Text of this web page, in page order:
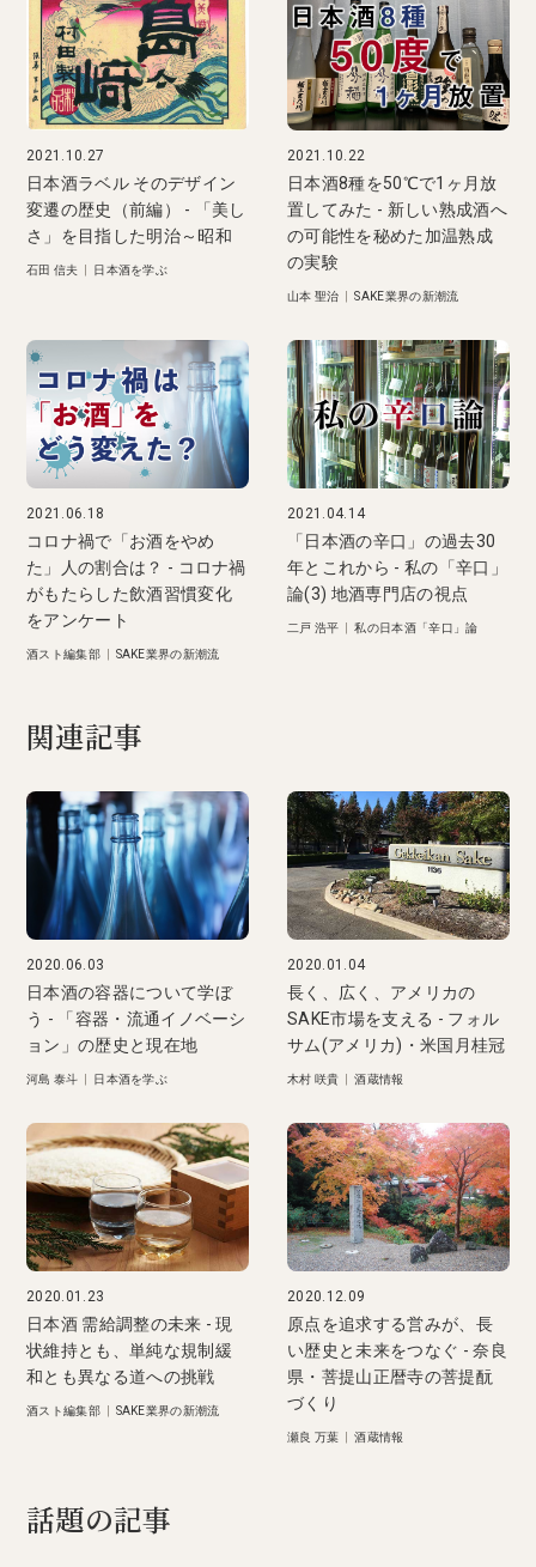
2021.10.27
日本酒ラベル そのデザイン
変遷の歴史（前編） - 「美し
さ」を目指した明治～昭和
石田 信夫 日本酒を学ぶ
2021.10.22
日本酒8種を50℃で1ヶ月放
置してみた - 新しい熟成酒へ
の可能性を秘めた加温熟成
の実験
山本 聖治 |SAKE業界の新潮流
2021.06.18
コロナ禍で「お酒をやめ
た」人の割合は？ - コロナ禍
がもたらした飲酒習慣変化
をアンケート
酒スト編集部| SAKE業界の新潮流
2021.04.14
「日本酒の辛口」の過去30
年とこれから - 私の「辛口」
論(3) 地酒専門店の視点
二戸 浩平 |私の日本酒「辛口」論
関連記事
2020.06.03
日本酒の容器について学ぼ
う - 「容器・流通イノベーシ
ョン」の歴史と現在地
河島 泰斗 日本酒を学ぶ
2020.01.04
長く、広く、アメリカの
SAKE市場を支える - フォル
サム(アメリカ)・米国月桂冠
木村 咲貴 |酒蔵情報
2020.01.23
日本酒 需給調整の未来 - 現
状維持とも、単純な規制緩
和とも異なる道への挑戦
酒スト編集部| SAKE業界の新潮流
2020.12.09
原点を追求する営みが、長
い歴史と未来をつなぐ - 奈良
県・菩提山正暦寺の菩提酛
づくり
瀬良 万葉 |酒蔵情報
話題の記事